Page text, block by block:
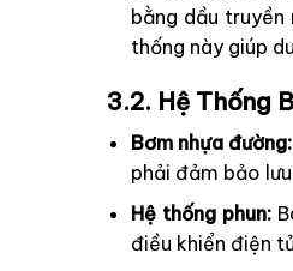
bằng dầu
thống này giúp
3.2. Hệ Thống
Bơm nhựa đường:
phải đảm bảo
Hệ thống phun:
điều khiển điện